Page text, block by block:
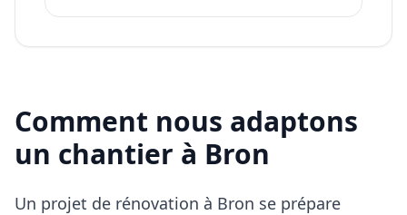
Comment nous adaptons
un chantier à Bron
Un projet de rénovation à Bron se prépare